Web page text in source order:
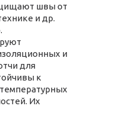
швы от
и др.
и
для
к
Их